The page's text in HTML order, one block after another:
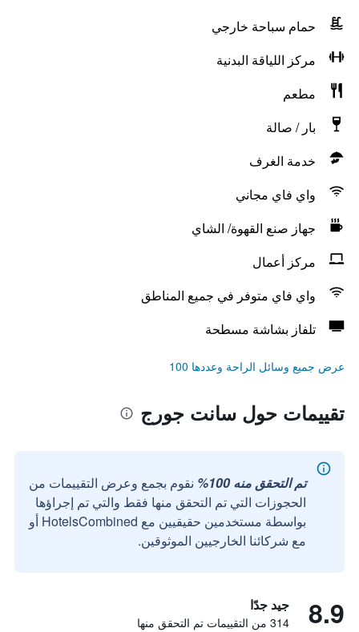
حمام سباحة خارجي
مركز اللياقة البدنية
مطعم
بار / صالة
خدمة الغرف
واي فاي مجاني
جهاز صنع القهوة/ الشاي
مركز أعمال
واي فاي متوفر في جميع المناطق
تلفاز بشاشة مسطحة
عرض جميع وسائل الراحة وعددها 100
تقييمات حول سانت جورج
تم التحقق منه 100%
نقوم بجمع وعرض التقييمات من
الحجوزات التي تم التحقق منها فقط والتي تم إجراؤها
بواسطة مستخدمين حقيقيين مع HotelsCombined أو
مع شركائنا الخارجيين الموثوقين.
8.9 جيد جدًا
314 من التقييمات تم التحقق منها